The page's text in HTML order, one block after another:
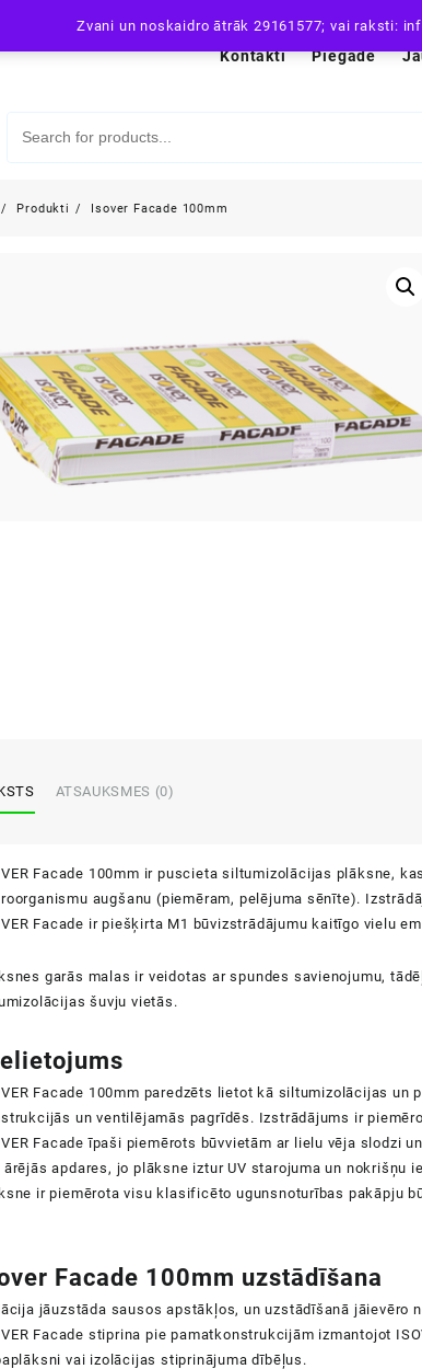
Zvani un noskaidro ātrāk 29161577; vai raksti:
Kontakti Piegāde
Produkti Isover Facade 100mm
ATSAUKSMES (0)
Facade 100mm ir puscieta siltumizolācijas plāksne,
augšanu (piemēram, pelējuma sēnīte).
Facade ir piešķirta M1 būvizstrādājumu kaitīgo vielu
garās malas ir veidotas ar spundes savienojumu,
šuvju vietās.
Facade 100mm paredzēts lietot kā siltumizolācijas
un ventilējamās pagrīdēs. Izstrādājums ir
Facade īpaši piemērots būvvietām ar lielu vēja
ārējās apdares, jo plāksne iztur UV starojuma un nokrišņu
ir piemērota visu klasificēto ugunsnoturības pakāpju
Facade 100mm uzstādīšana
jāuzstāda sausos apstākļos, un uzstādīšanā jāievēro
Facade stiprina pie pamatkonstrukcijām izmantojot
vai izolācijas stiprinājuma dībēļus.